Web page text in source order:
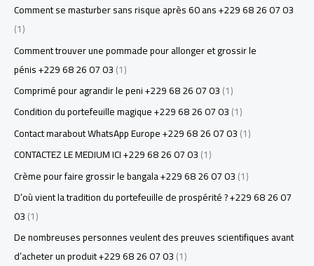
Comment se masturber sans risque après 60 ans +229 68 26 07 03
(1)
Comment trouver une pommade pour allonger et grossir le
pénis +229 68 26 07 03(1)
Comprimé pour agrandir le peni +229 68 26 07 03(1)
Condition du portefeuille magique +229 68 26 07 03(1)
Contact marabout WhatsApp Europe +229 68 26 07 03(1)
CONTACTEZ LE MEDIUM ICI +229 68 26 07 03(1)
Crème pour faire grossir le bangala +229 68 26 07 03(1)
D’où vient la tradition du portefeuille de prospérité ? +229 68 26 07
03(1)
De nombreuses personnes veulent des preuves scientifiques avant
d’acheter un produit +229 68 26 07 03(1)